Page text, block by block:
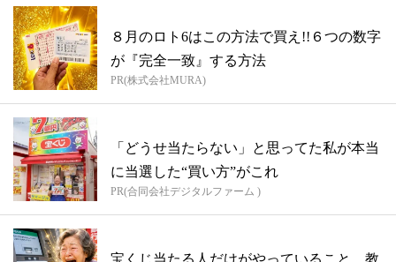
８月のロト6はこの方法で買え!!６つの数字
が『完全一致』する方法
PR(株式会社MURA)
「どうせ当たらない」と思ってた私が本当
に当選した“買い方”がこれ
PR(合同会社デジタルファーム )
宝くじ当たる人だけがやっていること、教